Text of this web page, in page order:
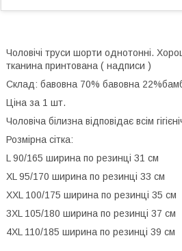
Чоловічі труси шорти однотонні.
тканина принтована ( надписи )
Склад: бавовна 70% бавовна
Ціна за 1 шт.
Чоловіча білизна відповідає всім
Розмірна сітка:
L 90/165 ширина по резинці 31 см
XL 95/170 ширина по резинці 33 см
XXL 100/175 ширина по резинці 35 см
3XL 105/180 ширина по резинці 37 см
4XL 110/185 ширина по резинці 39 см